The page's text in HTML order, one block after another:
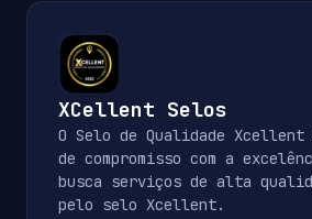
XCellent Selos
O Selo de Qualidade Xcellent
de compromisso com a
busca serviços de alta
pelo selo Xcellent.